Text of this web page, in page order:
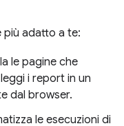
più adatto a te:
le pagine che
i report in un
dal browser.
le esecuzioni di